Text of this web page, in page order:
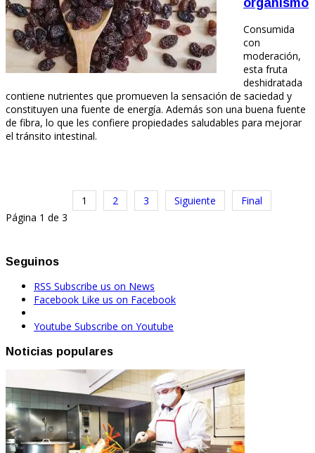
Consumida
con
moderación,
esta fruta
deshidratada
contiene nutrientes que promueven la sensación de saciedad y
constituyen una fuente de energía. Además son una buena fuente
de fibra, lo que les confiere propiedades saludables para mejorar
el tránsito intestinal.
1 2 3 Siguiente
Final
Página 1 de 3
Seguinos
RSS Subscribe us on News
Facebook Like us on Facebook
Youtube Subscribe on Youtube
Noticias populares